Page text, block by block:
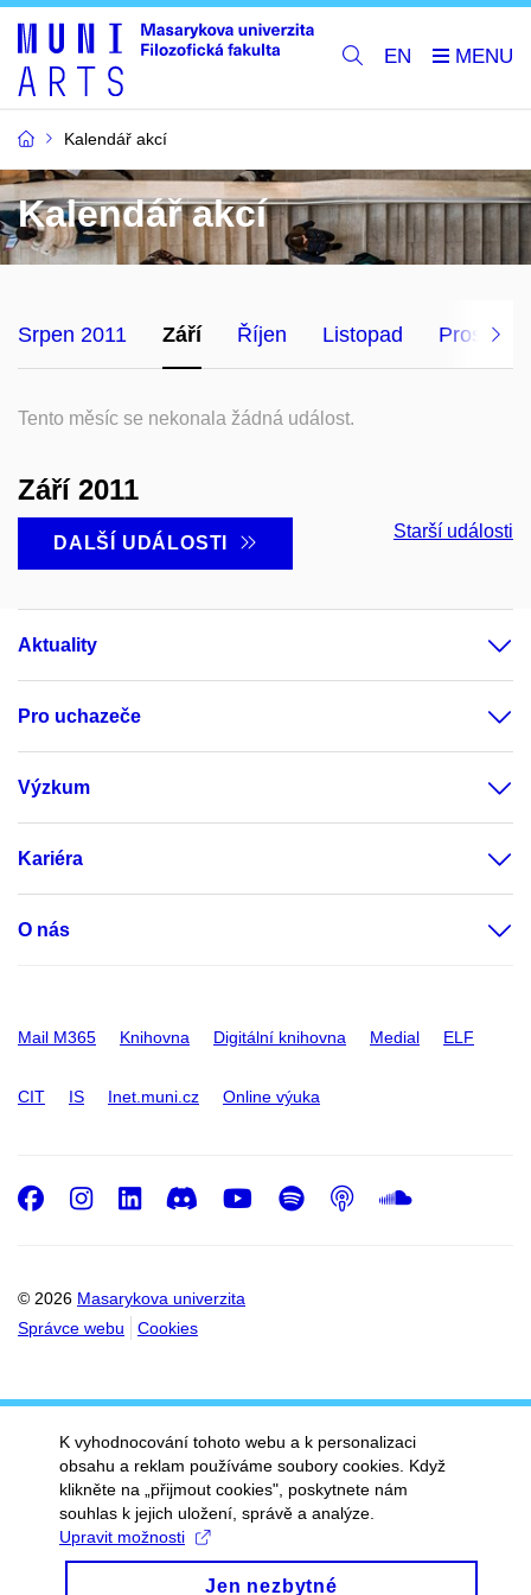
EN
Kalendář akcí
Kalendář akcí
Srpen 2011 Září Říjen Listopad Prosinec
Tento měsíc se nekonala žádná událost.
Září 2011
DALŠÍ UDÁLOSTI
Starší události
Aktuality
Pro uchazeče
Výzkum
Kariéra
O nás
Mail M365 Knihovna Digitální knihovna Medial ELF
CIT IS Inet.muni.cz Online výuka
© 2026 Masarykova univerzita
Správce webu
Cookies
Facebook
Instagram
LinkedIn
DiscordYoutube
Spotify
Podcast
K vyhodnocování tohoto webu a k personalizaci
obsahu a reklam používáme soubory cookies. Když
klikněte na „přijmout cookies", poskytnete nám
souhlas k jejich uložení, správě a analýze.
Upravit možnosti
Jen nezbytné